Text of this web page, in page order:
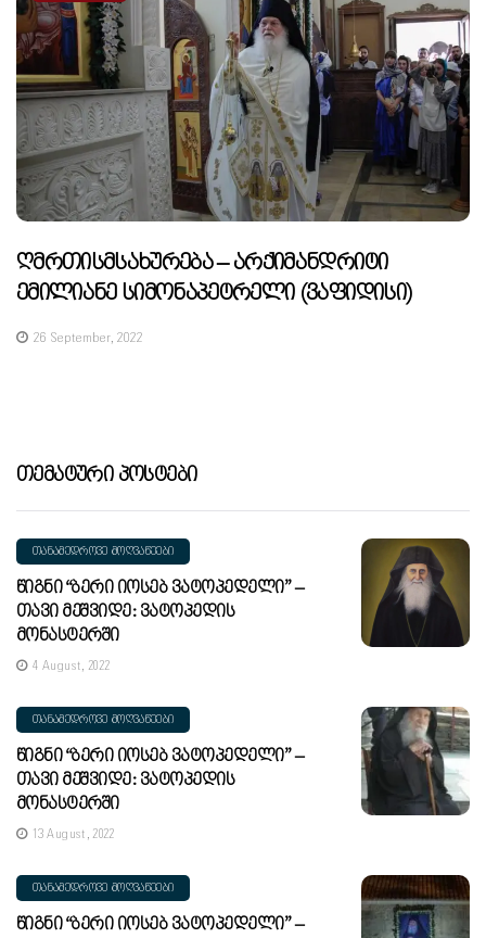
Ღმრთისმსახურება – Არქიმანდრიტი
Ემილიანე Სიმონაპეტრელი (ვაფიდისი)
26 September, 2022
Თემატური Პოსტები
ᲗᲐᲜᲐᲛᲔᲓᲠᲝᲕᲔ ᲛᲝᲦᲕᲐᲬᲔᲔᲑᲘ
Წიგნი “ბერი Იოსებ Ვატოპედელი” –
Თავი Მეშვიდე: Ვატოპედის
Მონასტერში
4 August, 2022
ᲗᲐᲜᲐᲛᲔᲓᲠᲝᲕᲔ ᲛᲝᲦᲕᲐᲬᲔᲔᲑᲘ
Წიგნი “ბერი Იოსებ Ვატოპედელი” –
Თავი Მეშვიდე: Ვატოპედის
Მონასტერში
13 August, 2022
ᲗᲐᲜᲐᲛᲔᲓᲠᲝᲕᲔ ᲛᲝᲦᲕᲐᲬᲔᲔᲑᲘ
Წიგნი “ბერი Იოსებ Ვატოპედელი” –